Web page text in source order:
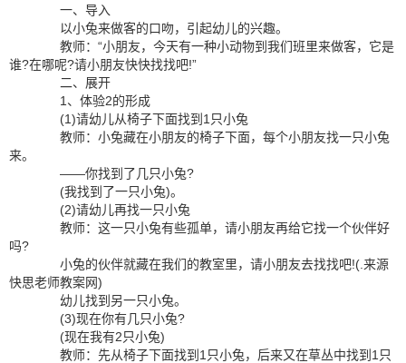
一、导入
以小兔来做客的口吻，引起幼儿的兴趣。
教师：“小朋友，今天有一种小动物到我们班里来做客，它是
谁?在哪呢?请小朋友快快找找吧!”
二、展开
1、体验2的形成
(1)请幼儿从椅子下面找到1只小兔
教师：小兔藏在小朋友的椅子下面，每个小朋友找一只小兔
来。
——你找到了几只小兔?
(我找到了一只小兔)。
(2)请幼儿再找一只小兔
教师：这一只小兔有些孤单，请小朋友再给它找一个伙伴好
吗?
小兔的伙伴就藏在我们的教室里，请小朋友去找找吧!(.来源
快思老师教案网)
幼儿找到另一只小兔。
(3)现在你有几只小兔?
(现在我有2只小兔)
教师：先从椅子下面找到1只小兔，后来又在草丛中找到1只